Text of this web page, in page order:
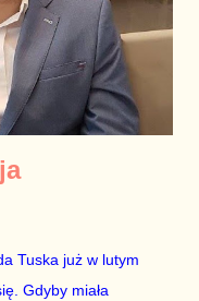
Tuska już w lutym
Gdyby miała